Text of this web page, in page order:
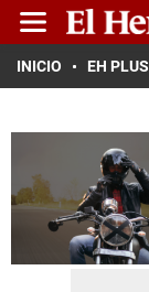
INICIO EH PLUS